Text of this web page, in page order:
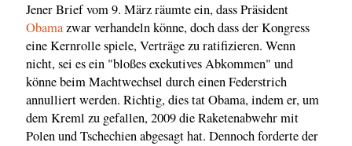
Jener Brief vom 9. März räumte ein, dass Präsident
Obamazwar verhandeln könne, doch dass der Kongress
eine Kernrolle spiele, Verträge zu ratifizieren. Wenn
nicht, sei es ein "bloßes exekutives Abkommen" und
könne beim Machtwechsel durch einen Federstrich
annulliert werden. Richtig, dies tat Obama, indem er, um
dem Kreml zu gefallen, 2009 die Raketenabwehr mit
Polen und Tschechien abgesagt hat. Dennoch forderte der